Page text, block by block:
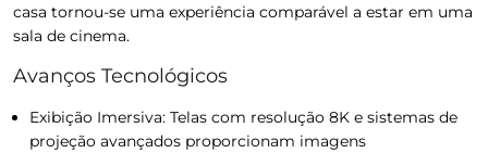
casa tornou-se uma experiência comparável a estar em uma
sala de cinema.
Avanços Tecnológicos
Exibição Imersiva: Telas com resolução 8K e sistemas de
projeção avançados proporcionam imagens